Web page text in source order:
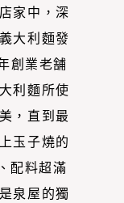
家中，深
大利麵發
創業老舗
利麵所使
，直到最
玉子燒的
配料超滿
泉屋的獨